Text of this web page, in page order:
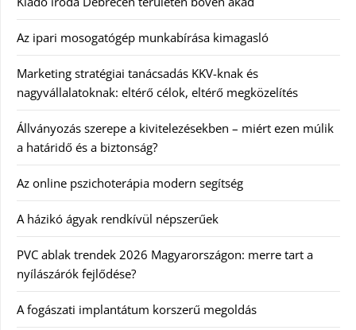
Az ipari mosogatógép munkabírása kimagasló
Marketing stratégiai tanácsadás KKV-knak és
nagyvállalatoknak: eltérő célok, eltérő megközelítés
Állványozás szerepe a kivitelezésekben – miért ezen múlik
a határidő és a biztonság?
Az online pszichoterápia modern segítség
A házikó ágyak rendkívül népszerűek
PVC ablak trendek 2026 Magyarországon: merre tart a
nyílászárók fejlődése?
A fogászati implantátum korszerű megoldás